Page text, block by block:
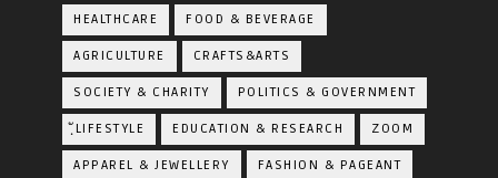
HEALTHCARE FOOD & BEVERAGE
AGRICULTURE CRAFTS&ARTS
SOCIETY & CHARITY POLITICS & GOVERNMENT
ฺัLIFESTYLE EDUCATION & RESEARCH ZOOM
APPAREL & JEWELLERY FASHION & PAGEANT